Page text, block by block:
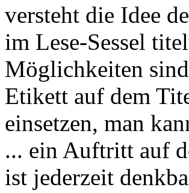
versteht die Idee
im Lese-Sessel
Möglichkeiten
Etikett auf dem
einsetzen, man
... ein Auftritt auf
ist jederzeit